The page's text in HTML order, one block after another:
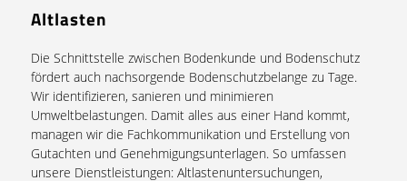
Altlasten
Die Schnittstelle zwischen Bodenkunde und Bodenschutz
fördert auch nachsorgende Bodenschutzbelange zu Tage.
Wir identifizieren, sanieren und minimieren
Umweltbelastungen. Damit alles aus einer Hand kommt,
managen wir die Fachkommunikation und Erstellung von
Gutachten und Genehmigungsunterlagen. So umfassen
unsere Dienstleistungen: Altlastenuntersuchungen,